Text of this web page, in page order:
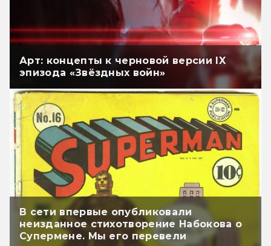
Арт: концепты к черновой версии IX
эпизода «Звёздных войн»
В сети впервые опубликовали
неизданное стихотворение Набокова о
Супермене. Мы его перевели